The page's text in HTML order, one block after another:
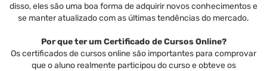
disso, eles são uma boa forma de adquirir novos conhecimentos e
se manter atualizado com as últimas tendências do mercado.
Por que ter um Certificado de Cursos Online?
Os certificados de cursos online são importantes para comprovar
que o aluno realmente participou do curso e obteve os